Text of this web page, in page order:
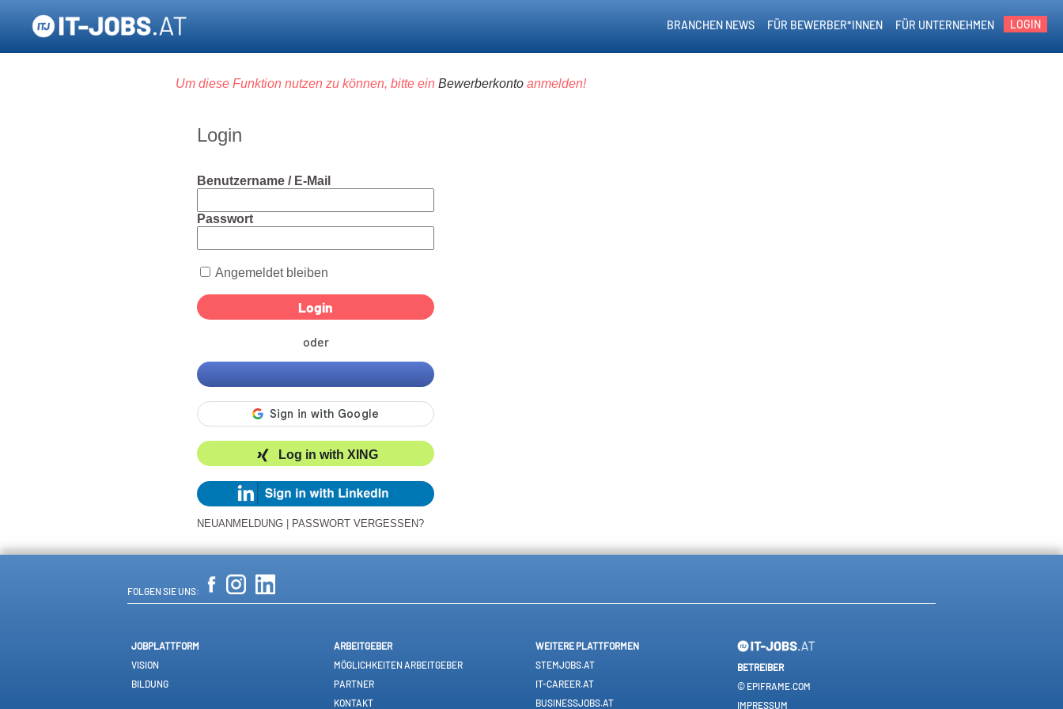
LOGIN
FÜR UNTERNEHMEN
FÜR BEWERBER*INNEN
BRANCHEN NEWS
Um diese Funktion nutzen zu können, bitte ein Bewerberkonto anmelden!
Login
Benutzername / E-Mail
Passwort
Angemeldet bleiben
oder
Log in with XING
NEUANMELDUNG PASSWORT VERGESSEN?
FOLGEN SIE UNS:
JOBPLATTFORM
VISION
BILDUNG
ARBEITGEBER
MÖGLICHKEITEN ARBEITGEBER
PARTNER
KONTAKT
WEITERE PLATTFORMEN
STEMJOBS.AT
IT-CAREER.AT
BUSINESSJOBS.AT
BETREIBER
© EPIFRAME.COM
IMPRESSUM